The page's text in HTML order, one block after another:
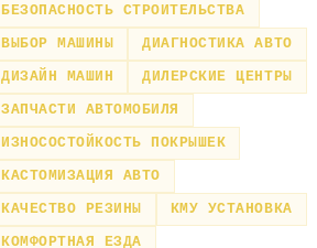
БЕЗОПАСНОСТЬ СТРОИТЕЛЬСТВА
ВЫБОР МАШИНЫ
ДИАГНОСТИКА АВТО
ДИЗАЙН МАШИН
ДИЛЕРСКИЕ ЦЕНТРЫ
ЗАПЧАСТИ АВТОМОБИЛЯ
ИЗНОСОСТОЙКОСТЬ ПОКРЫШЕК
КАСТОМИЗАЦИЯ АВТО
КАЧЕСТВО РЕЗИНЫ
КМУ УСТАНОВКА
КОМФОРТНАЯ ЕЗДА